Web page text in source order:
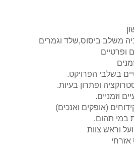
משלב ביסוס,שלד וגמרים
ופרטיים
בשלבי הפרויקט.
ופתרון בעיות.
וזמניים.
(אופקים ואנכים)
במי תהום.